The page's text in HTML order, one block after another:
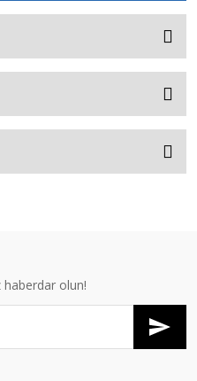
olun!